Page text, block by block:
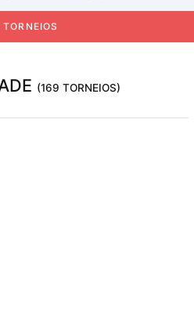
TORNEIOS
(169 TORNEIOS)